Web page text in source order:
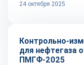
24 октября 2025
Репортаж
Контрольно-
для нефтегаза
ПМГФ-2025